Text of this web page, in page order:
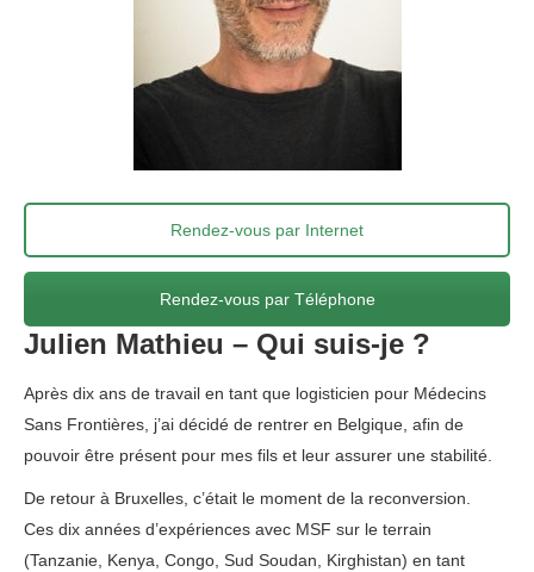
Julien Mathieu – Qui suis-je ?
Après dix ans de travail en tant que logisticien pour Médecins
Sans Frontières, j’ai décidé de rentrer en Belgique, afin de
pouvoir être présent pour mes fils et leur assurer une stabilité.
De retour à Bruxelles, c’était le moment de la reconversion.
Ces dix années d’expériences avec MSF sur le terrain
(Tanzanie, Kenya, Congo, Sud Soudan, Kirghistan) en tant
Rendez-vous par Internet
Rendez-vous par Téléphone